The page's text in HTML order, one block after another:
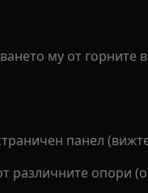
му от горните
панел
различните опори